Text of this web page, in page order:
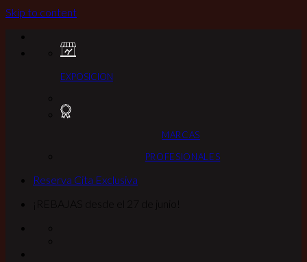
Skip to content
EXPOSICION
MARCAS
PROFESIONALES
Reserva Cita Exclusiva